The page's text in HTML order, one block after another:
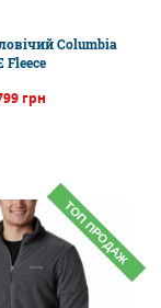
Columbia
Fleece
грн
ТОП ПРОДАЖ